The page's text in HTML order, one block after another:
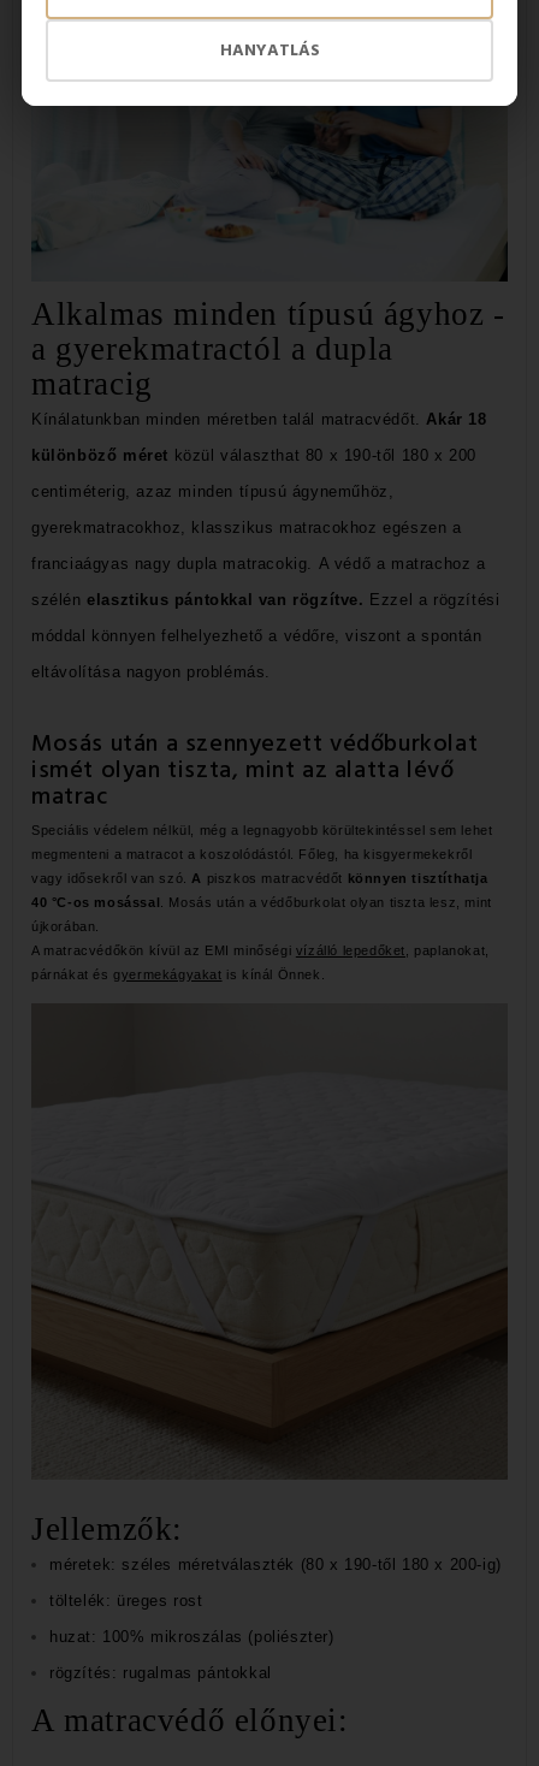
HANYATLÁS
Alkalmas minden típusú ágyhoz -
a gyerekmatractól a dupla
matracig
Kínálatunkban minden méretben talál matracvédőt. Akár 18
különböző méret közül választhat 80 x 190-től 180 x 200
centiméterig, azaz minden típusú ágyneműhöz,
gyerekmatracokhoz, klasszikus matracokhoz egészen a
franciaágyas nagy dupla matracokig. A védő a matrachoz a
szélén elasztikus pántokkal van rögzítve. Ezzel a rögzítési
móddal könnyen felhelyezhető a védőre, viszont a spontán
eltávolítása nagyon problémás.
Mosás után a szennyezett védőburkolat
ismét olyan tiszta, mint az alatta lévő
matrac
Speciális védelem nélkül, még a legnagyobb körültekintéssel sem lehet
megmenteni a matracot a koszolódástól. Főleg, ha kisgyermekekről
vagy idősekről van szó. A piszkos matracvédőt könnyen tisztíthatja
40 °C-os mosással
. Mosás után a védőburkolat olyan tiszta lesz, mint
újkorában.
A matracvédőkön kívül az EMI minőségi vízálló lepedőket , paplanokat,
párnákat ésgyermekágyakat is kínál Önnek.
Jellemzők:
méretek: széles méretválaszték (80 x 190-től 180 x 200-ig)
töltelék: üreges rost
huzat: 100% mikroszálas (poliészter)
rögzítés: rugalmas pántokkal
A matracvédő előnyei: